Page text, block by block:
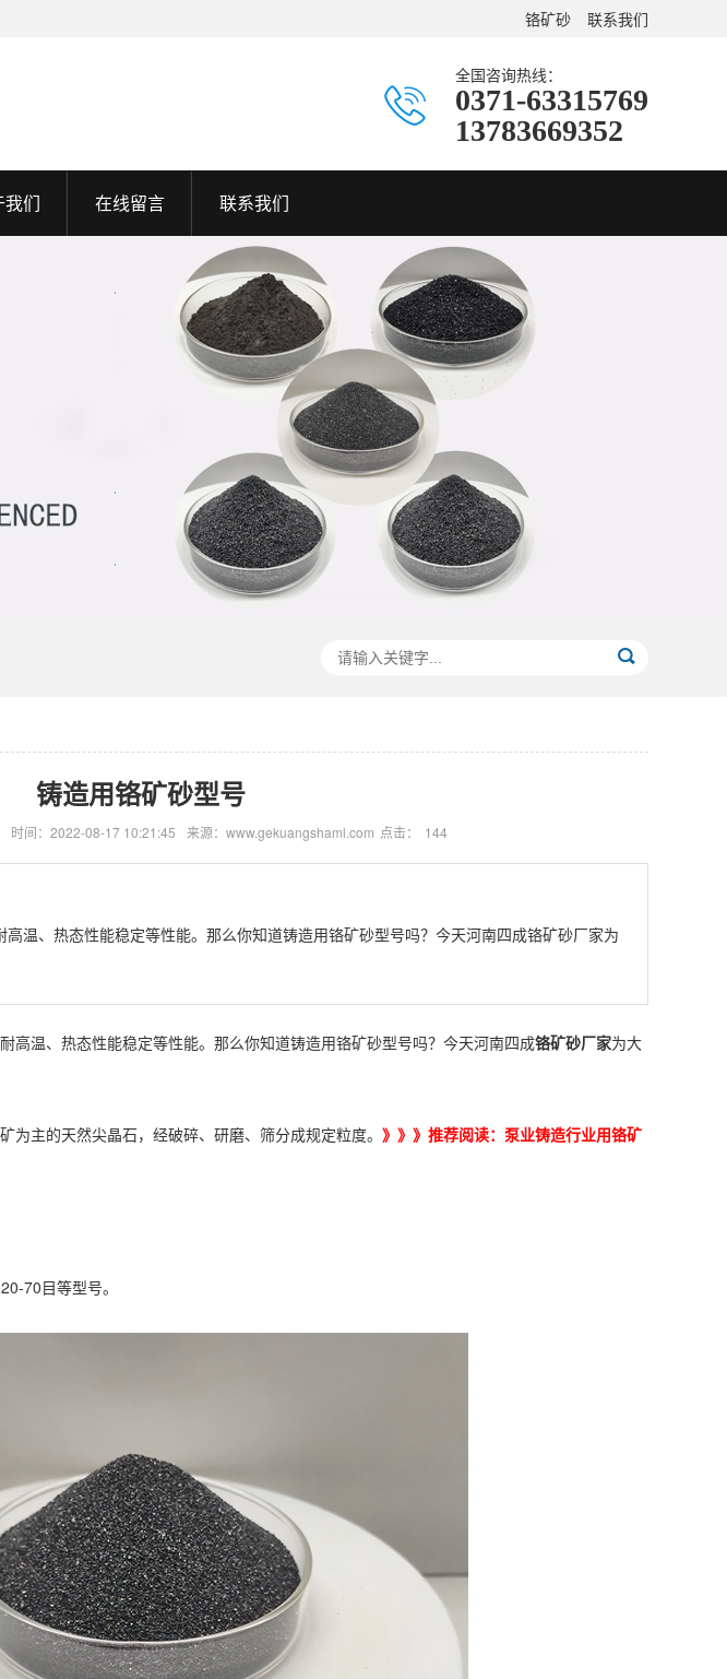
铬矿砂 联系我们
全国咨询热线：
0371-63315769
13783669352
我们 在线留言 联系我们
铸造用铬矿砂型号
时间：2022-08-17 10:21:45 来源：www.gekuangshaml.com 点击： 144
温、热态性能稳定等性能。那么你知道铸造用铬矿砂型号吗？今天河南四成铬矿砂厂家为
高温、热态性能稳定等性能。那么你知道铸造用铬矿砂型号吗？今天河南四成铬矿砂厂家为大
主的天然尖晶石，经破碎、研磨、筛分成规定粒度。 》》》推荐阅读： 泵业铸造行业用铬矿
70目等型号。